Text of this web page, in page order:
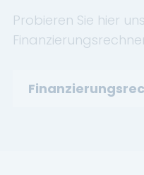
Probieren Sie hier